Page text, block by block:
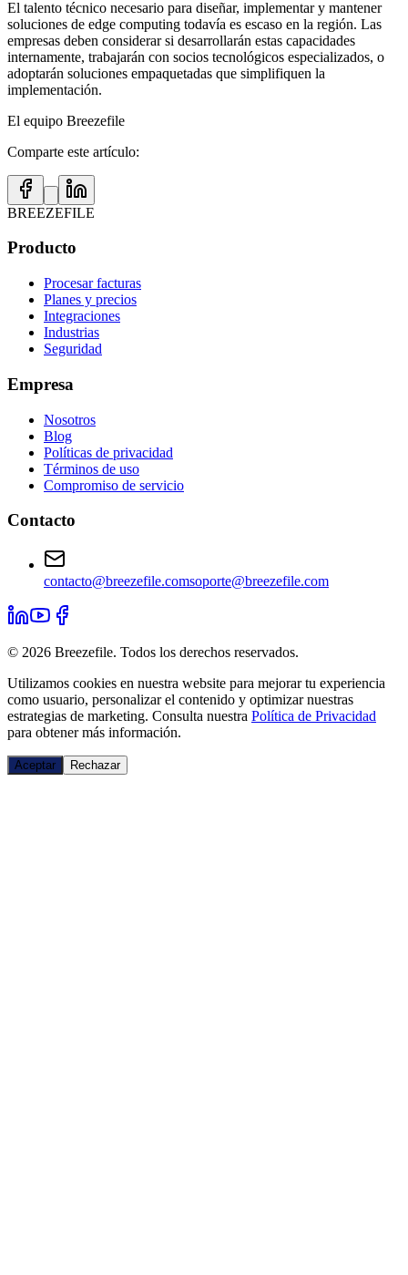
El talento técnico necesario para diseñar, implementar y mantener
soluciones de edge computing todavía es escaso en la región. Las
empresas deben considerar si desarrollarán estas capacidades
internamente, trabajarán con socios tecnológicos especializados, o
adoptarán soluciones empaquetadas que simplifiquen la
implementación.
El equipo Breezefile
Comparte este artículo:
BREEZEFILE
Producto
Procesar facturas
Planes y precios
Integraciones
Industrias
Seguridad
Empresa
Nosotros
Blog
Políticas de privacidad
Términos de uso
Compromiso de servicio
Contacto
contacto@breezefile.comsoporte@breezefile.com
© 2026 Breezefile. Todos los derechos reservados.
Utilizamos cookies en nuestra website para mejorar tu experiencia
como usuario, personalizar el contenido y optimizar nuestras
estrategias de marketing. Consulta nuestra Política de Privacidad
para obtener más información.
Aceptar Rechazar